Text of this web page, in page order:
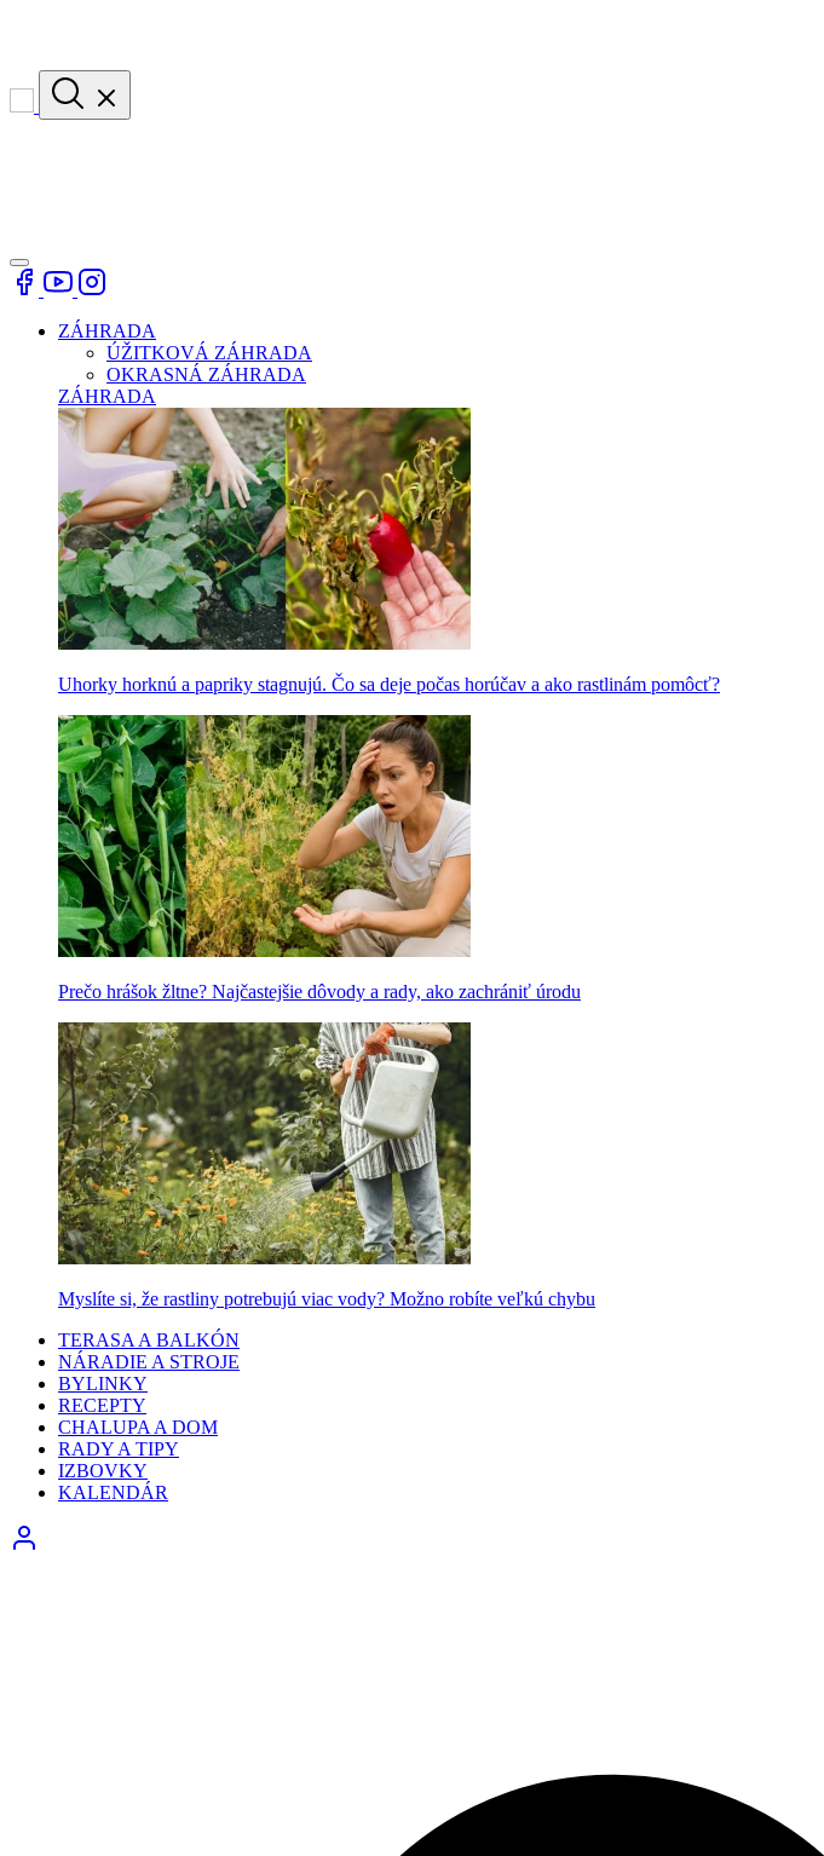
ZÁHRADA
ÚŽITKOVÁ ZÁHRADA
OKRASNÁ ZÁHRADA
ZÁHRADA
Uhorky horknú a papriky stagnujú. Čo sa deje počas horúčav a ako rastlinám pomôcť?
Prečo hrášok žltne? Najčastejšie dôvody a rady, ako zachrániť úrodu
Myslíte si, že rastliny potrebujú viac vody? Možno robíte veľkú chybu
TERASA A BALKÓN
NÁRADIE A STROJE
BYLINKY
RECEPTY
CHALUPA A DOM
RADY A TIPY
IZBOVKY
KALENDÁR